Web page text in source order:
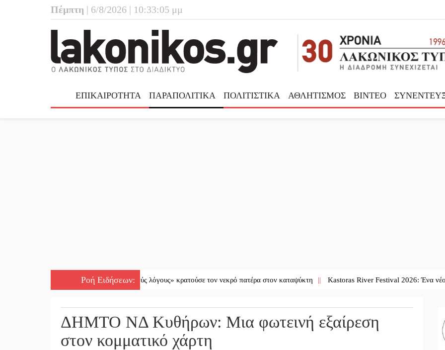
Πέμπτη | 6/8/2026 | 10:33:06 μμ
ΕΠΙΚΑΙΡΟΤΗΤΑ ΠΑΡΑΠΟΛΙΤΙΚΑ ΠΟΛΙΤΙΣΤΙΚΑ ΑΘΛΗΤΙΣΜΟΣ ΒΙΝΤΕΟ
Ροή Ειδήσεων:
«Για ψυχολογικούς λόγους» κρατούσε τον νεκρό πατέρα στον καταψύκτη || Kastoras River Festival 2026: Ένα νέο μουσικό
ΔΗΜΤΟ ΝΔ Κυθήρων: Μια φωτεινή εξαίρεση
στον κομματικό χάρτη